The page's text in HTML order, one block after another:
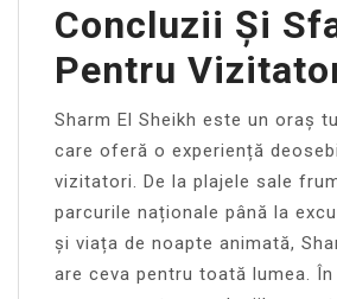
Concluzii Și
Pentru
Sharm El Sheikh este un oraș
care oferă o experiență
vizitatori. De la plajele sale
parcurile naționale până la
și viața de noapte animată,
are ceva pentru toată lumea.